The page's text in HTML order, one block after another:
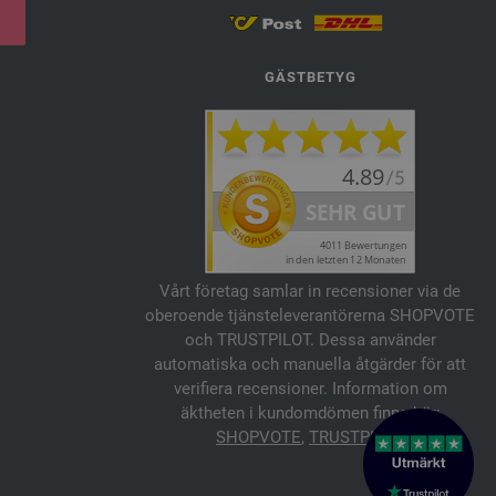
GÄSTBETYG
Vårt företag samlar in recensioner via de
oberoende tjänsteleverantörerna SHOPVOTE
och TRUSTPILOT. Dessa använder
automatiska och manuella åtgärder för att
verifiera recensioner. Information om
äktheten i kundomdömen finns här:
SHOPVOTE, TRUSTPILOT